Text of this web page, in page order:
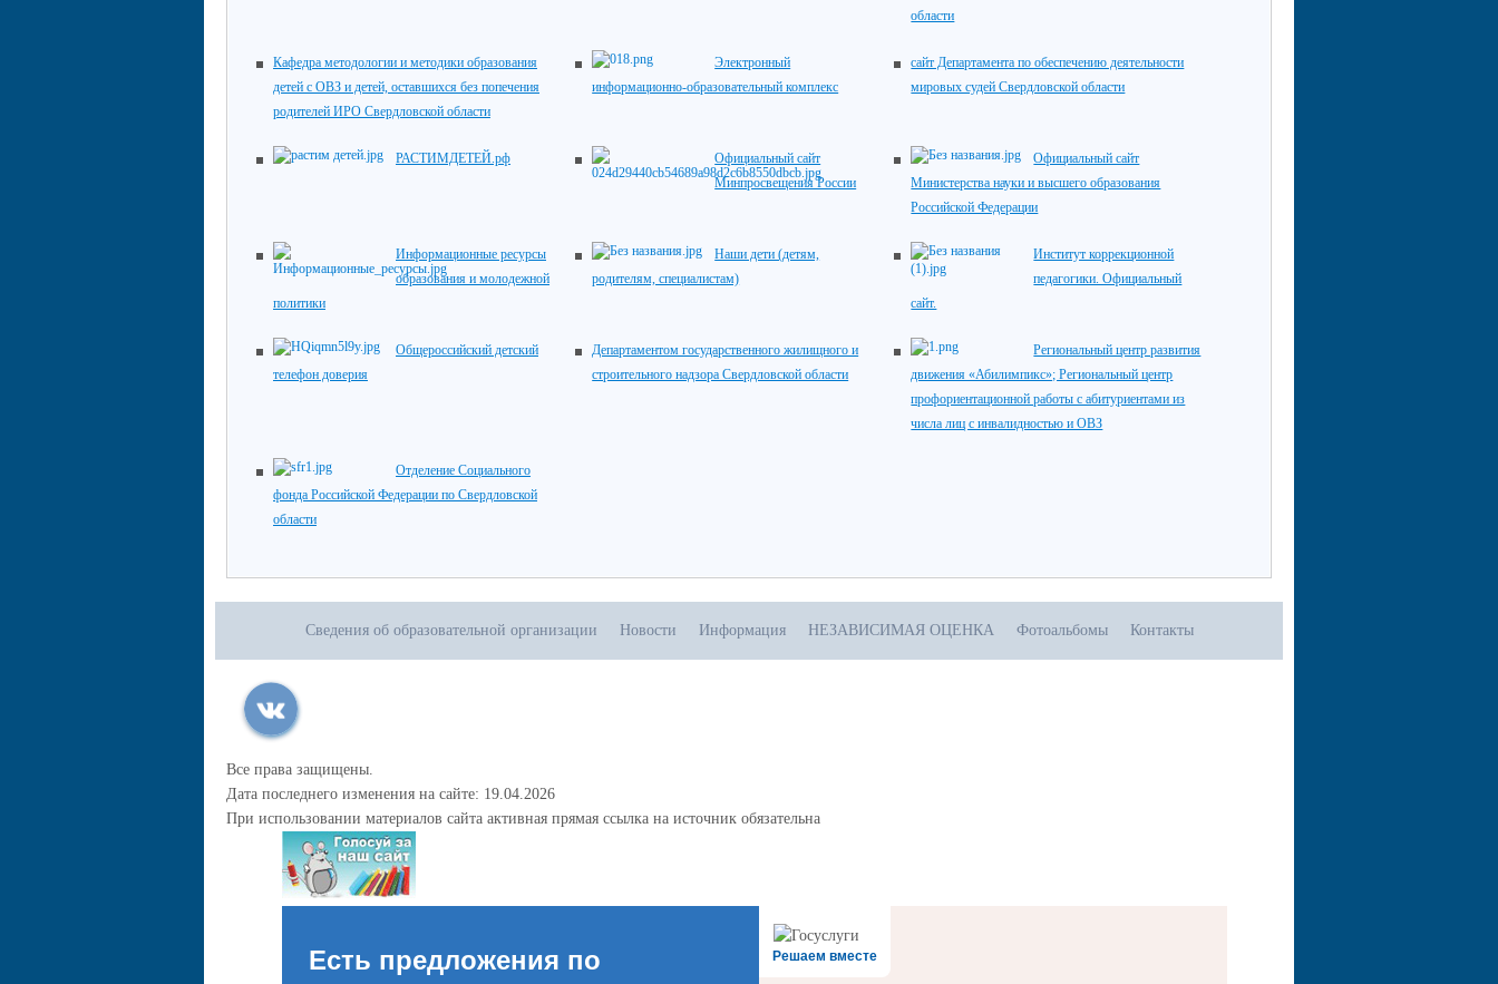
области
Кафедра методологии и методики образования
детей с ОВЗ и детей, оставшихся без попечения
родителей ИРО Свердловской области
Электронный
информационно-образовательный комплекс
сайт Департамента по обеспечению деятельности
мировых судей Свердловской области
РАСТИМДЕТЕЙ.рф
Официальный сайт
Минпросвещения России
Официальный сайт
Министерства науки и высшего образования
Российской Федерации
Информационные ресурсы
образования и молодежной
политики
Наши дети (детям,
родителям, специалистам)
Институт коррекционной
педагогики. Официальный
сайт.
Общероссийский детский
телефон доверия
Департаментом государственного жилищного и
строительного надзора Свердловской области
Региональный центр развития
движения «Абилимпикс»; Региональный центр
профориентационной работы с абитуриентами из
числа лиц с инвалидностью и ОВЗ
Отделение Социального
фонда Российской Федерации по Свердловской
области
Сведения об образовательной организации Новости Информация НЕЗАВИСИМАЯ ОЦЕНКА Фотоальбомы Контакты
Все права защищены.
Дата последнего изменения на сайте: 19.04.2026
При использовании материалов сайта активная прямая ссылка на источник обязательна
Решаем вместе
Есть предложения по